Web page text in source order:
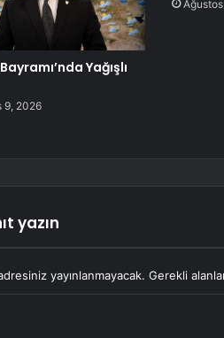
Yağışlı
9, 2026
yazın
yayınlanmayacak. Gerekli